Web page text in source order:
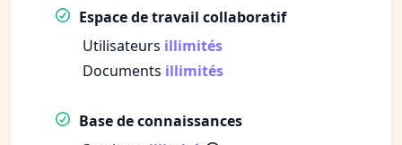
Espace de travail collaboratif
Utilisateurs illimités
Documents illimités
Base de connaissances